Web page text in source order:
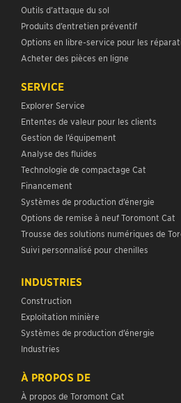
Outils d’attaque du sol
Produits d’entretien préventif
Options en libre-service pour les
Acheter des pièces en ligne
SERVICE
Explorer Service
Ententes de valeur pour les clients
Gestion de l’équipement
Analyse des fluides
Technologie de compactage Cat
Financement
Systèmes de production d’énergie
Options de remise à neuf Toromont Cat
Trousse des solutions numériques de
Suivi personnalisé pour chenilles
INDUSTRIES
Construction
Exploitation minière
Systèmes de production d’énergie
Industries
À PROPOS DE
À propos de Toromont Cat